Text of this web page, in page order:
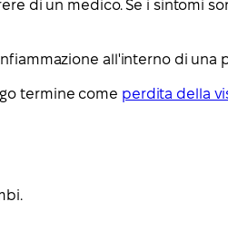
di un medico. Se i sintomi
all'interno di una
termine come perdita della